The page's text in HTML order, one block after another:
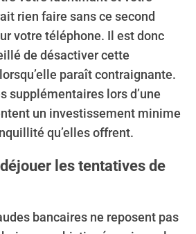
rien faire sans ce second
votre téléphone. Il est donc
de désactiver cette
paraît contraignante.
supplémentaires lors d’une
un investissement minime
qu’elles offrent.
les tentatives de
bancaires ne reposent pas